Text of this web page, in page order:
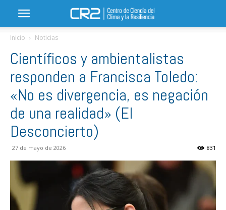
Inicio Noticias
Científicos y ambientalistas
responden a Francisca Toledo:
«No es divergencia, es negación
de una realidad» (El
Desconcierto)
27 de mayo de 2026 831